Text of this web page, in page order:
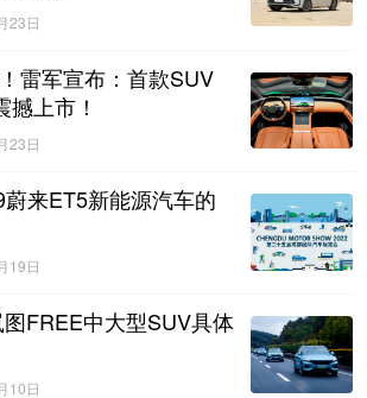
23日
雷军宣布：首款SUV
上市！
23日
来ET5新能源汽车的
19日
FREE中大型SUV具体
10日